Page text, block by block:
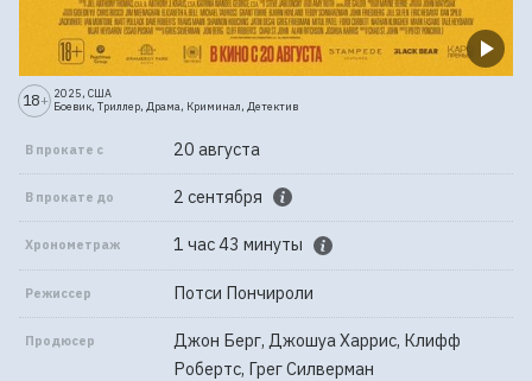
18+ 2025, США
Боевик, Триллер, Драма, Криминал, Детектив
В прокате с 20 августа
В прокате до 2 сентября
Хронометраж 1 час 43 минуты
Режиссер Потси Пончироли
Продюсер
Джон Берг, Джошуа Харрис, Клифф
Робертс, Грег Силверман